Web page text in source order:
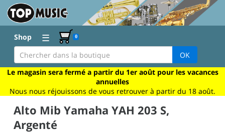
Shop ☰ 0
OK
Le magasin sera fermé a partir du 1er août pour les vacances
annuelles
Nous nous réjouissons de vous retrouver à partir du 18 août.
Alto Mib Yamaha YAH 203 S,
Argenté